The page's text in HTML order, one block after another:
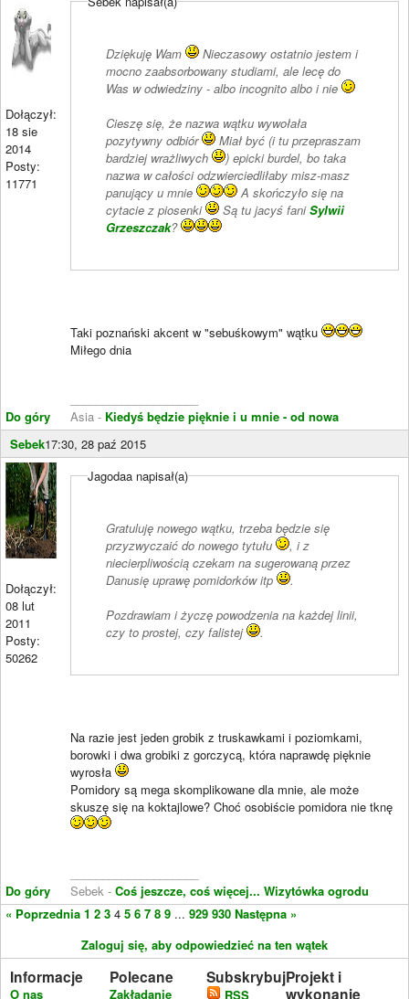
Dołączył:
18 sie
2014
Posty:
11771
Do góry
Dziękuję Wam
Nieczasowy ostatnio jestem i
mocno zaabsorbowany studiami, ale lecę do
Was w odwiedziny - albo incognito albo i nie
Cieszę się, że nazwa wątku wywołała
pozytywny odbiór
Miał być (i tu przepraszam
bardziej wrażliwych
) epicki burdel, bo taka
nazwa w całości odzwierciedliłaby misz-masz
panujący u mnie
A skończyło się na
cytacie z piosenki
Są tu jacyś faniSylwii
Grzeszczak?
Taki poznański akcent w "sebuśkowym" wątku
Miłego dnia
Asia - Kiedyś będzie pięknie i u mnie - od nowa
Sebek17:30, 28 paź 2015
Dołączył:
08 lut
2011
Posty:
50262
Do góry
Jagodaa napisał(a)
Gratuluję nowego wątku, trzeba będzie się
przyzwyczaić do nowego tytułu
, i z
niecierpliwością czekam na sugerowaną przez
Danusię uprawę pomidorków itp
.
Pozdrawiam i życzę powodzenia na każdej linii,
czy to prostej, czy falistej
.
Na razie jest jeden grobik z truskawkami i poziomkami,
borowki i dwa grobiki z gorczycą, która naprawdę pięknie
wyrosła
Pomidory są mega skomplikowane dla mnie, ale może
skuszę się na koktajlowe? Choć osobiście pomidora nie tknę
Sebek - Coś jeszcze, coś więcej... Wizytówka ogrodu
« Poprzednia 1 2 3 4 5 6 7 8 9 ... 929 930 Następna »
Zaloguj się, aby odpowiedzieć na ten wątek
Informacje
O nas
Polecane
Zakładanie
Subskrybuj
RSS
Projekt i
wykonanie